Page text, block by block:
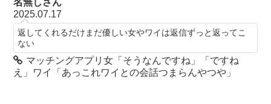
名無しさん
2025.07.17
返してくれるだけまだ優しい女やワイは返信ずっと返ってこ
ない
マッチングアプリ女「そうなんですね」「ですね
え」ワイ「あっこれワイとの会話つまらんやつや」